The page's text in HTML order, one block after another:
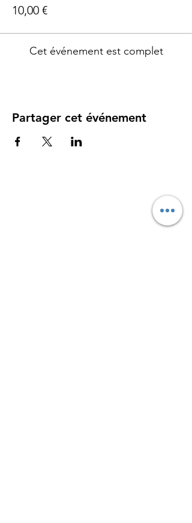
10,00 €
Cet événement est complet
Partager cet événement